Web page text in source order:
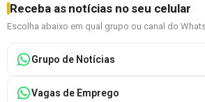
Receba as notícias no seu celular
Escolha abaixo em qual grupo ou canal do
Grupo de Notícias
Vagas de Emprego